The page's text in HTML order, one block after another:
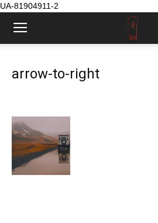
UA-81904911-2
arrow-to-right